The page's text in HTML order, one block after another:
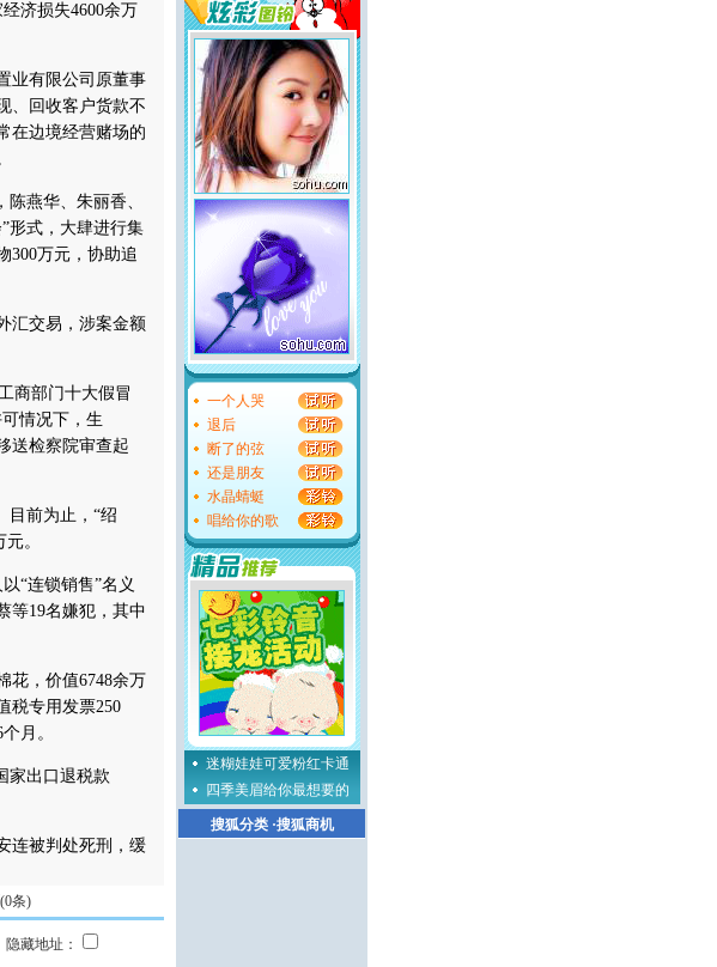
济损失4600余万
业有限公司原董事
、回收客户货款不
在边境经营赌场的
燕华、朱丽香、
形式，大肆进行集
300万元，协助追
交易，涉案金额
商部门十大假冒
情况下，生
送检察院审查起
前为止，“绍
。
“连锁销售”名义
等19名嫌犯，其中
，价值6748余万
税专用发票250
月。
家出口退税款
连被判处死刑，缓
(0条)
藏地址：
一个人哭
退后
断了的弦
还是朋友
水晶蜻蜓
唱给你的歌
迷糊娃娃可爱粉红卡通
四季美眉给你最想要的
搜狐分类·搜狐商机